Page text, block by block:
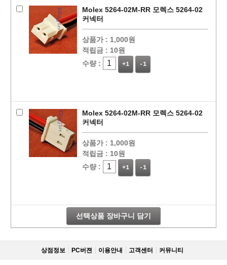
Molex 5264-02M-RR 모렉스 5264-02
커넥터
상품가 : 1,000원
적립금 : 10원
수량 :
+1 -1
Molex 5264-02M-RR 모렉스 5264-02
커넥터
상품가 : 1,000원
적립금 : 10원
수량 :
+1 -1
선택상품 장바구니 담기
상점정보 PC버젼 이용안내 고객센터 커뮤니티